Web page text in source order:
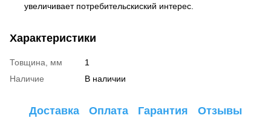
увеличивает потребительскиский интерес.
Характеристики
Товщина, мм
1
Наличие
В наличии
Доставка Оплата Гарантия Отзывы